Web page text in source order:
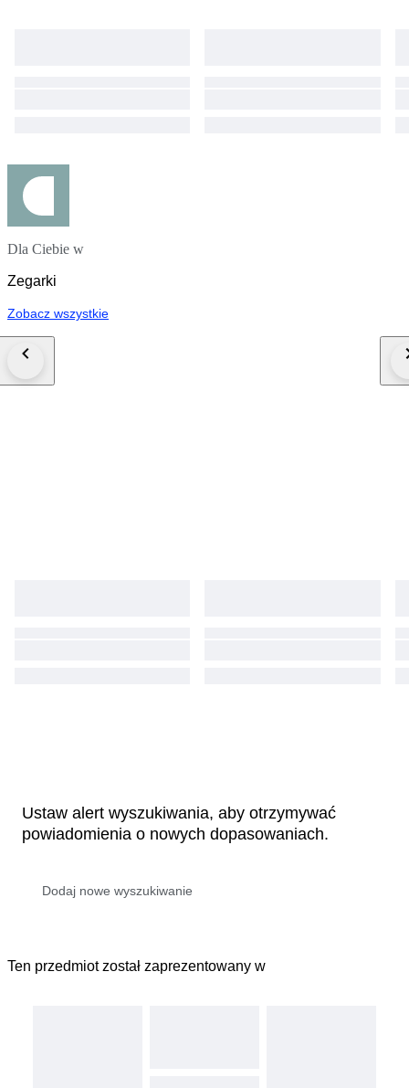
Dla Ciebie w
Zegarki
Zobacz wszystkie
Ustaw alert wyszukiwania, aby otrzymywać
powiadomienia o nowych dopasowaniach.
Ten przedmiot został zaprezentowany w